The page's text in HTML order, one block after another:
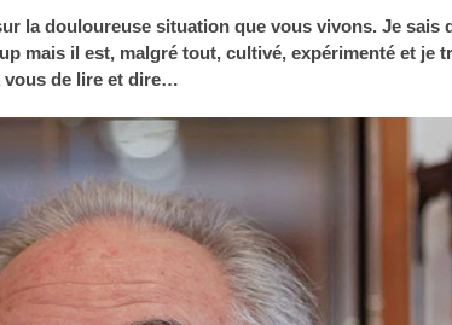
la douloureuse situation que vous vivons. Je sais
mais il est, malgré tout, cultivé, expérimenté et je
vous de lire et dire…